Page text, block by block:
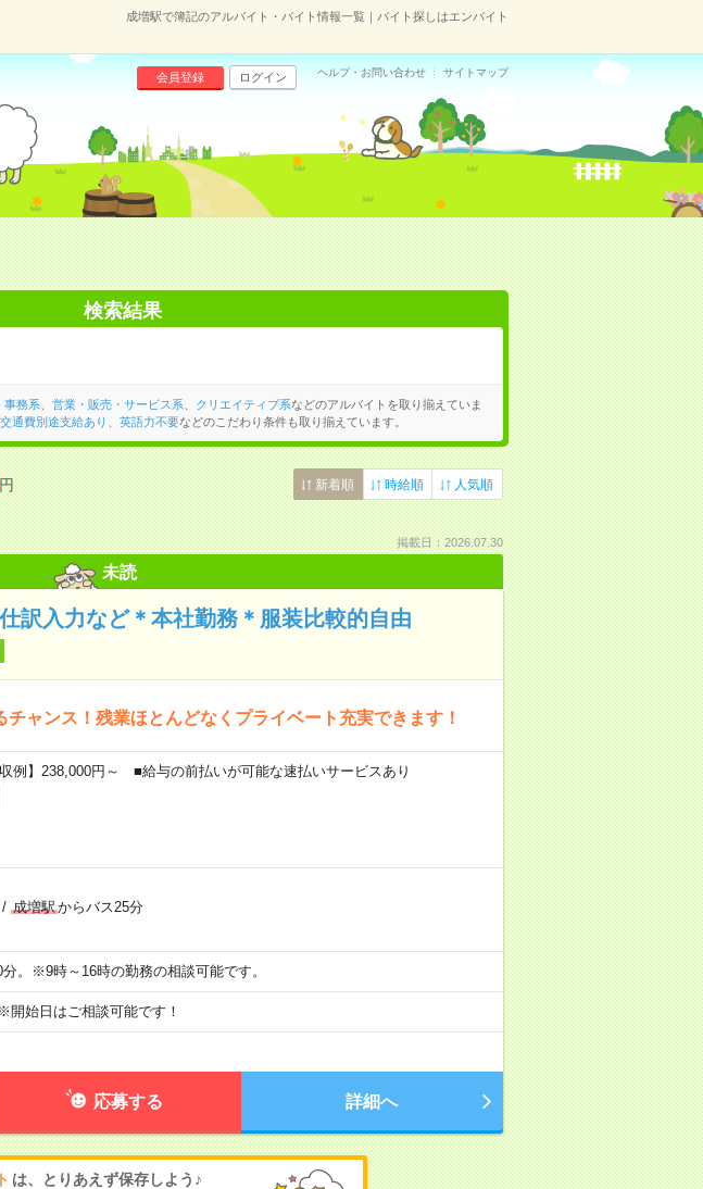
成増駅で簿記のアルバイト・バイト情報一覧｜バイト探しはエンバイト
会員登録 ログイン ヘルプ・お問い合わせ サイトマップ
検索結果
事務系 営業・販売・サービス系 クリエイティブ系などのアルバイトを取り揃えていま
交通費別途支給あり 英語力不要などのこだわり条件も取り揃えています。
新着順 時給順 人気順
掲載日：2026.07.30
未読
訳入力など＊本社勤務＊服装比較的自由
ャンス！残業ほとんどなくプライベート充実できます！
例】238,000円～ ■給与の前払いが可能な速払いサービスあり
成増駅からバス25分
。※9時～16時の勤務の相談可能です。
始日はご相談可能です！
応募する 詳細へ
は、とりあえず保存しよう♪